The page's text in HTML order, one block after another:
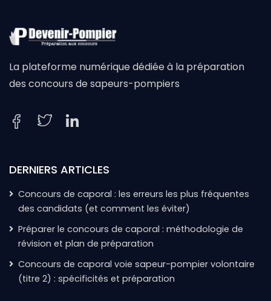
La plateforme numérique dédiée à la préparation
des concours de sapeurs-pompiers
DERNIERS ARTICLES
Concours de caporal : les erreurs les plus fréquentes
des candidats (et comment les éviter)
Préparer le concours de caporal : méthodologie de
révision et plan de préparation
Concours de caporal voie sapeur-pompier volontaire
(titre 2) : spécificités et préparation